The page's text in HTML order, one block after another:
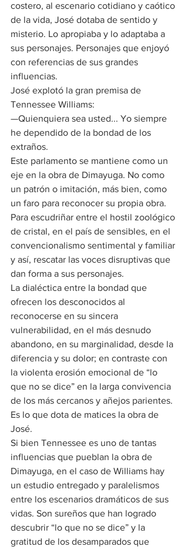
costero, al escenario cotidiano y caótico
de la vida, José dotaba de sentido y
misterio. Lo apropiaba y lo adaptaba a
sus personajes. Personajes que enjoyó
con referencias de sus grandes
influencias.
José explotó la gran premisa de
Tennessee Williams:
—Quienquiera sea usted... Yo siempre
he dependido de la bondad de los
extraños.
Este parlamento se mantiene como un
eje en la obra de Dimayuga. No como
un patrón o imitación, más bien, como
un faro para reconocer su propia obra.
Para escudriñar entre el hostil zoológico
de cristal, en el país de sensibles, en el
convencionalismo sentimental y familiar
y así, rescatar las voces disruptivas que
dan forma a sus personajes.
La dialéctica entre la bondad que
ofrecen los desconocidos al
reconocerse en su sincera
vulnerabilidad, en el más desnudo
abandono, en su marginalidad, desde la
diferencia y su dolor; en contraste con
la violenta erosión emocional de “lo
que no se dice” en la larga convivencia
de los más cercanos y añejos parientes.
Es lo que dota de matices la obra de
José.
Si bien Tennessee es uno de tantas
influencias que pueblan la obra de
Dimayuga, en el caso de Williams hay
un estudio entregado y paralelismos
entre los escenarios dramáticos de sus
vidas. Son sureños que han logrado
descubrir “lo que no se dice” y la
gratitud de los desamparados que